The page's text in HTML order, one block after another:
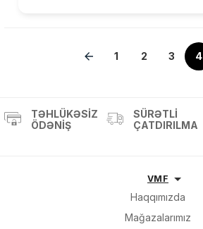
1 2 3 4
TƏHLÜKƏSIZ
ÖDƏNIŞ
SÜRƏTLI
ÇATDIRILMA
VMF
Haqqımızda
Mağazalarımız